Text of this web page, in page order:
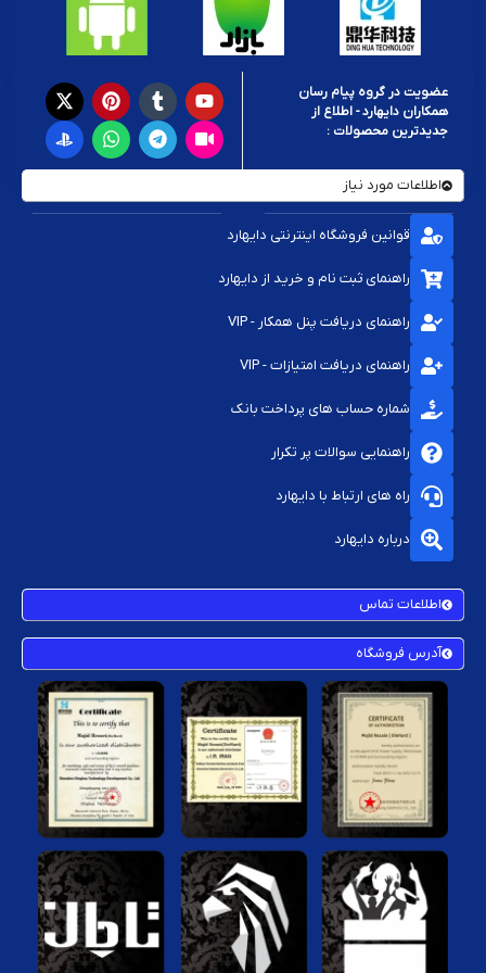
عضویت در گروه پیام رسان
همکاران دایهارد - اطلاع از
جدیدترین محصولات :
اطلاعات مورد نیاز
قوانین فروشگاه اینترنتی دایهارد
راهنمای ثبت نام و خرید از دایهارد
راهنمای دریافت پنل همکار - VIP
راهنمای دریافت امتیازات - VIP
شماره حساب های پرداخت بانک
راهنمایی سوالات پر تکرار
راه های ارتباط با دایهارد
درباره دایهارد
اطلاعات تماس
آدرس فروشگاه